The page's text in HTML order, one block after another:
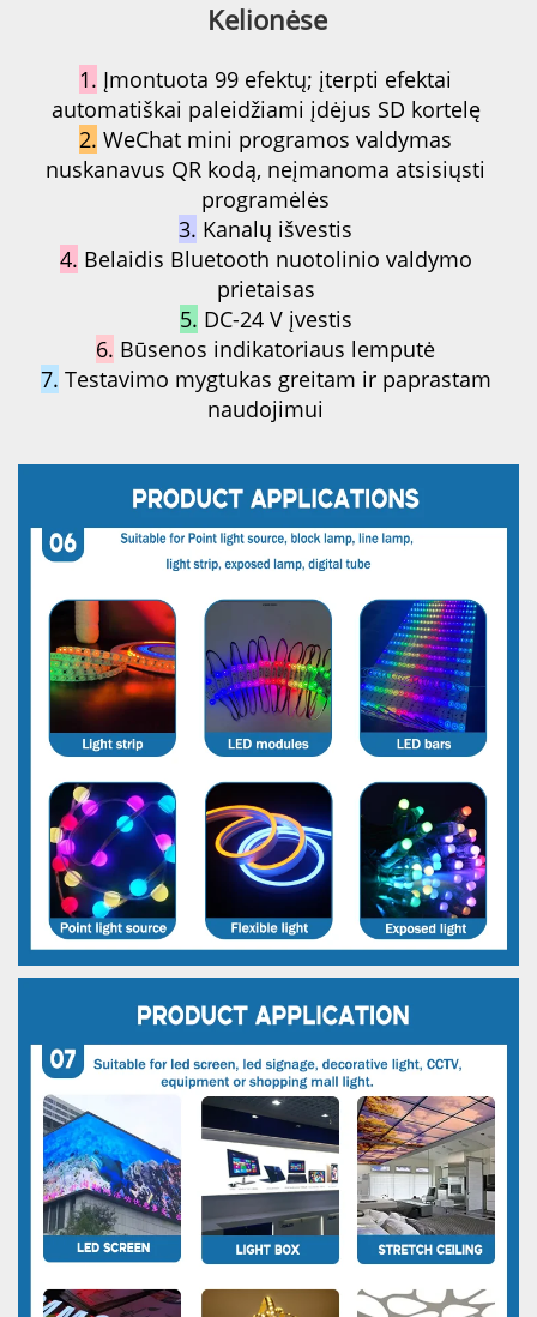
Kelionėse
1. Įmontuota 99 efektų; įterpti efektai
automatiškai paleidžiami įdėjus SD kortelę
2. WeChat mini programos valdymas
nuskanavus QR kodą, neįmanoma atsisiųsti
programėlės
3. Kanalų išvestis
4. Belaidis Bluetooth nuotolinio valdymo
prietaisas
5. DC-24 V įvestis
6. Būsenos indikatoriaus lemputė
7. Testavimo mygtukas greitam ir paprastam
naudojimui